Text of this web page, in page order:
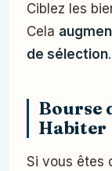
Ciblez les
Cela
de sélection.
Bourse
Habiter
Si vous êtes